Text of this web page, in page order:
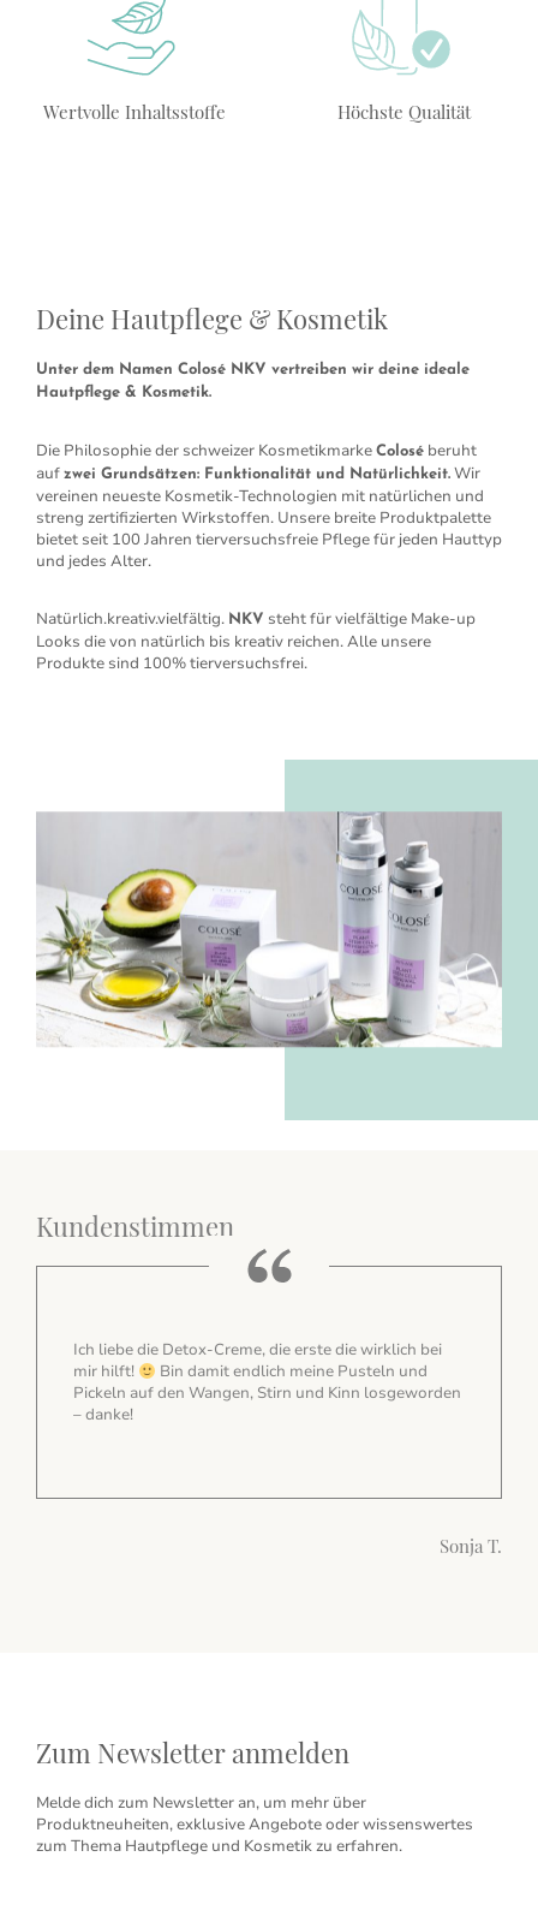
Wertvolle Inhaltsstoffe Höchste Qualität
Deine Hautpflege & Kosmetik
Unter dem Namen Colosé NKV vertreiben wir deine ideale
Hautpflege & Kosmetik.
Die Philosophie der schweizer Kosmetikmarke Colosé beruht
auf zwei Grundsätzen: Funktionalität und Natürlichkeit. Wir
vereinen neueste Kosmetik-Technologien mit natürlichen und
streng zertifizierten Wirkstoffen. Unsere breite Produktpalette
bietet seit 100 Jahren tierversuchsfreie Pflege für jeden Hauttyp
und jedes Alter.
Natürlich.kreativ.vielfältig. NKV steht für vielfältige Make-up
Looks die von natürlich bis kreativ reichen. Alle unsere
Produkte sind 100% tierversuchsfrei.
Kundenstimmen
Ich liebe die Detox-Creme, die erste die wirklich bei
mir hilft!
Bin damit endlich meine Pusteln und
Pickeln auf den Wangen, Stirn und Kinn losgeworden
– danke!
Sonja T.
Zum Newsletter anmelden
Melde dich zum Newsletter an, um mehr über
Produktneuheiten, exklusive Angebote oder wissenswertes
zum Thema Hautpflege und Kosmetik zu erfahren.